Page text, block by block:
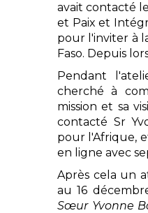
avait contacté
et Paix et
pour l'inviter à
Faso. Depuis
Pendant
cherché à
mission et sa
contacté Sr
pour l'Afrique,
en ligne avec
Après cela un
au 16
Sœur Yvonne